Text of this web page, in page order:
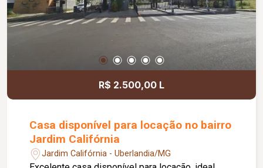
R$ 2.500,00 L
Casa disponível para locação no bairro
Jardim Califórnia
Jardim Califórnia - Uberlandia/MG